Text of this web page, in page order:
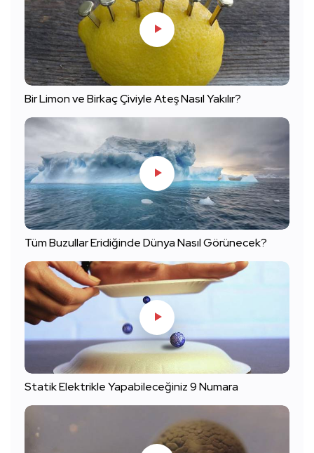
Bir Limon ve Birkaç Çiviyle Ateş Nasıl Yakılır?
Tüm Buzullar Eridiğinde Dünya Nasıl Görünecek?
Statik Elektrikle Yapabileceğiniz 9 Numara